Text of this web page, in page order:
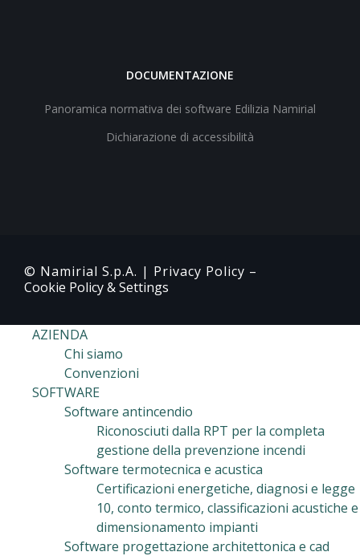
DOCUMENTAZIONE
Panoramica normativa dei software Edilizia Namirial
Dichiarazione di accessibilità
© Namirial S.p.A. | Privacy Policy –
Cookie Policy & Settings
AZIENDA
Chi siamo
Convenzioni
SOFTWARE
Software antincendio
Riconosciuti dalla RPT per la completa
gestione della prevenzione incendi
Software termotecnica e acustica
Certificazioni energetiche, diagnosi e legge
10, conto termico, classificazioni acustiche e
dimensionamento impianti
Software progettazione architettonica e cad